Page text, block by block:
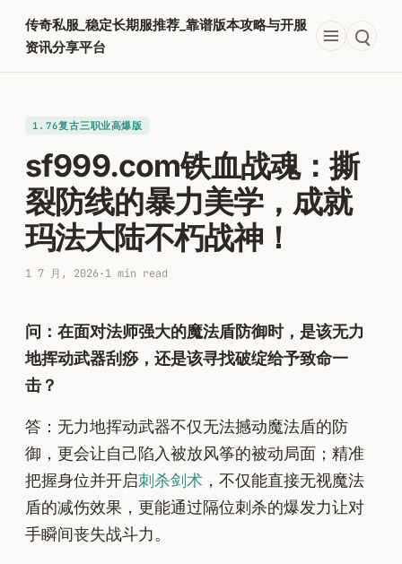
内
传奇私服_稳定长期服推荐_靠谱版本攻略与开服
资讯分享平台
1.76复古三职业高爆版
sf999.com铁血战魂：撕
裂防线的暴力美学，成就
玛法大陆不朽战神！
1 7 月, 2026·1 min read
问：在面对法师强大的魔法盾防御时，是该无力
地挥动武器刮痧，还是该寻找破绽给予致命一
击？
答：无力地挥动武器不仅无法撼动魔法盾的防
御，更会让自己陷入被放风筝的被动局面；精准
把握身位并开启刺杀剑术 ，不仅能直接无视魔法
盾的减伤效果，更能通过隔位刺杀的爆发力让对
手瞬间丧失战斗力。